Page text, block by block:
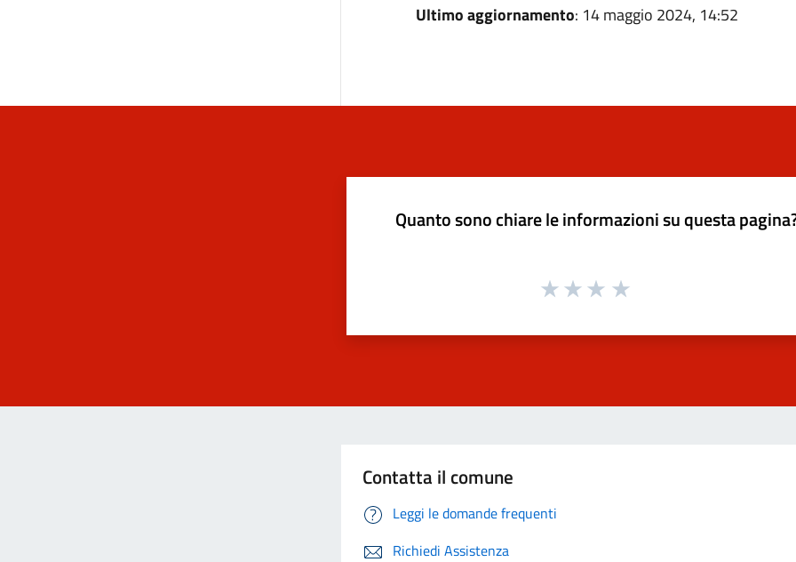
Ultimo aggiornamento: 14 maggio 2024, 14:52
Quanto sono chiare le informazioni su questa
Contatta il comune
Leggi le domande frequenti
Richiedi Assistenza